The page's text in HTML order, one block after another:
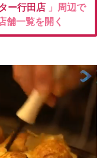
ー行田店 」周辺で
舗一覧を開く